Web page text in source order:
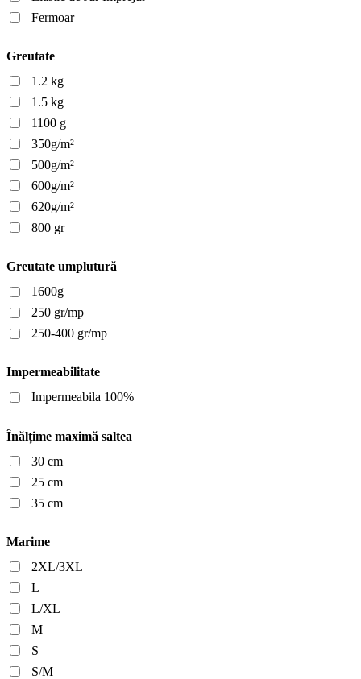
Fermoar
Greutate
1.2 kg
1.5 kg
1100 g
350g/m²
500g/m²
600g/m²
620g/m²
800 gr
Greutate umplutură
1600g
250 gr/mp
250-400 gr/mp
Impermeabilitate
Impermeabila 100%
Înălțime maximă saltea
30 cm
25 cm
35 cm
Marime
2XL/3XL
L
L/XL
M
S
S/M